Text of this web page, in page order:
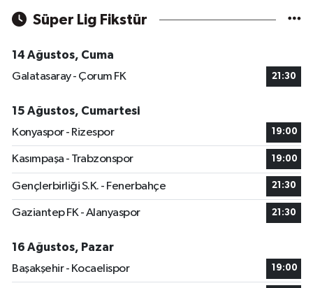
Süper Lig Fikstür
14 Ağustos, Cuma
Galatasaray - Çorum FK
21:30
15 Ağustos, Cumartesi
Konyaspor - Rizespor
19:00
Kasımpaşa - Trabzonspor 19:00
Gençlerbirliği S.K. - Fenerbahçe 21:30
Gaziantep FK - Alanyaspor 21:30
16 Ağustos, Pazar
Başakşehir - Kocaelispor
19:00